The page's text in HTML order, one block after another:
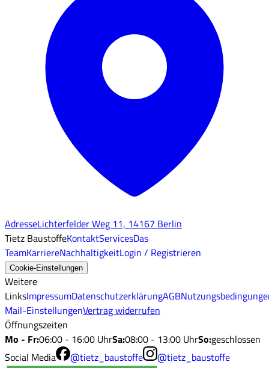
AdresseLichterfelder Weg 11, 14167 Berlin
Tietz BaustoffeKontaktServicesDas
TeamKarriereNachhaltigkeitLogin / Registrieren
Cookie-Einstellungen
Weitere
LinksImpressumDatenschutzerklärungAGB
Mail-EinstellungenVertrag widerrufen
Öffnungszeiten
Mo - Fr:06:00 - 16:00 UhrSa:08:00 - 13:00 UhrSo:geschlossen
Social Media
@tietz_baustoffe @tietz_baustoffe